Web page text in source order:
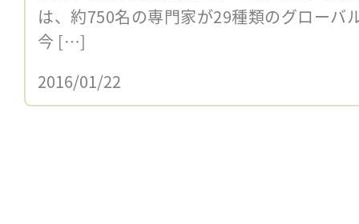
は、約750名の専門家が29種類のグローバ
今 […]
2016/01/22